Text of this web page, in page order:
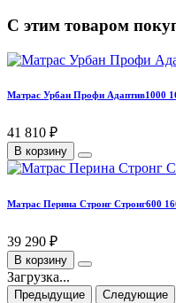
С этим товаром
Матрас Урбан Профи Адаптив1000
41 810 ₽
В корзину
Матрас Перина Стронг Стронг600
39 290 ₽
В корзину
Загрузка...
Предыдущие Следующие